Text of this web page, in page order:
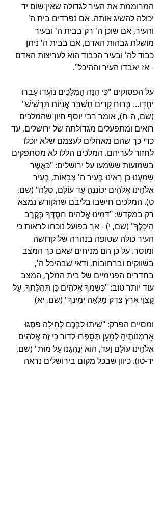
המרוממת את העיר לגדולה שאין שום יד
יכולה להשיג אותה. אם נפרדים בית ה'
והעיר, אם שוכן ה' רק בבית ה' ובעיר
מושלת גבהות האדם, אם בבית ה' ניתן
כבוד לה' ובעיר הכבוד הוא לעריצות האדם
- אז יאבדו העיר וההיכל".
על הפסוקים "כִּי הִנֵּה הַמְּלָכִים נוֹעֲדוּ עָבְרוּ
יַחְדָּו… בְּרוּחַ קָדִים תְּשַׁבֵּר אֳנִיּוֹת תַּרְשִׁישׁ"
(שם, ה-ח), אומר רבי יוסף חיון שהמלכים
רואים ומתפעלים מגדולתה של ירושלים, עד
כדי כך שהם מאחלים לעצמם שלא יוכלו
לחזור לעריהם. המלכים הללו לא מסתפקים
בשמועות ששמעו על ירושלים: "כַּאֲשֶׁר
שָׁמַעְנוּ כֵּן רָאִינוּ בְּעִיר ה' צְבָאוֹת, בְּעִיר
אֱלֹהֵינוּ אֱלֹהִים יְכוֹנְנֶהָ עַד עוֹלָם, סֶלָה" (שם,
ט). המלכים חישבו בליבם שהקודש נמצא
רק במקדש: "דִּמִּינוּ אֱלֹהִים חַסְדֶּךָ בְּקֶרֶב
הֵיכָלֶךָ" (שם, י) - אך בפועל נוכחו לראות כי
העיר כולה שטופה בנהרה של קדושה
ומוסר. על כן הם מניחים שאם כך המצב
בשווקים וברחובות, ודאי שבהיכל ה',
בחדרים הפנימיים של בית המלך, המצב
עוד יותר טוב: "כְּשִׁמְךָ אֱלֹהִים כֵּן תְּהִלָּתְךָ, עַל
קַצְוֵי אֶרֶץ צֶדֶק מָלְאָה יְמִינֶךָ" (שם, יא)
ומסיים הפרק: "שִׁיתוּ לִבְּכֶם לְחֵילָה פַּסְּגוּ
אַרְמְנוֹתֶיהָ לְמַעַן תְּסַפְּרוּ לְדוֹר כִּי זֶה אֱלֹהִים
אֱלֹהֵינוּ עוֹלָם וָעֶד, הוּא יְנַהֲגֵנוּ עַל מוּת" (שם,
יד-טו). כיוון שבכל מקום בירושלים נראה